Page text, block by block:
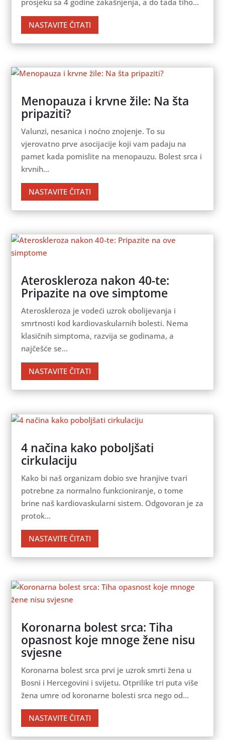
NASTAVITE ČITATI
Menopauza i krvne žile: Na šta
pripaziti?
Valunzi, nesanica i noćno znojenje. To su
vjerovatno prve asocijacije koji vam padaju na
pamet kada pomislite na menopauzu. Bolest srca i
krvnih...
NASTAVITE ČITATI
Ateroskleroza nakon 40-te:
Pripazite na ove simptome
Ateroskleroza je vodeći uzrok obolijevanja i
smrtnosti kod kardiovaskularnih bolesti. Nema
klasičnih simptoma, razvija se godinama, a
najčešće se...
NASTAVITE ČITATI
4 načina kako poboljšati
cirkulaciju
Kako bi naš organizam dobio sve hranjive tvari
potrebne za normalno funkcioniranje, o tome
brine naš kardiovaskularni sistem. Odgovoran je za
protok...
NASTAVITE ČITATI
Koronarna bolest srca: Tiha
opasnost koje mnoge žene nisu
svjesne
Koronarna bolest srca prvi je uzrok smrti žena u
Bosni i Hercegovini i svijetu. Otprilike tri puta više
žena umre od koronarne bolesti srca nego od...
NASTAVITE ČITATI